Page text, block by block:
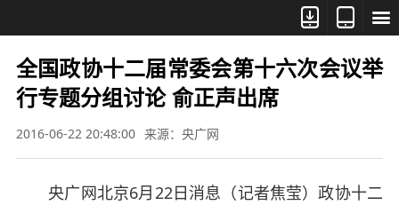



全国政协十二届常委会第十六次会议举
行专题分组讨论 俞正声出席
2016-06-22 20:48:00 来源：央广网
央广网北京6月22日消息（记者焦莹）政协十二